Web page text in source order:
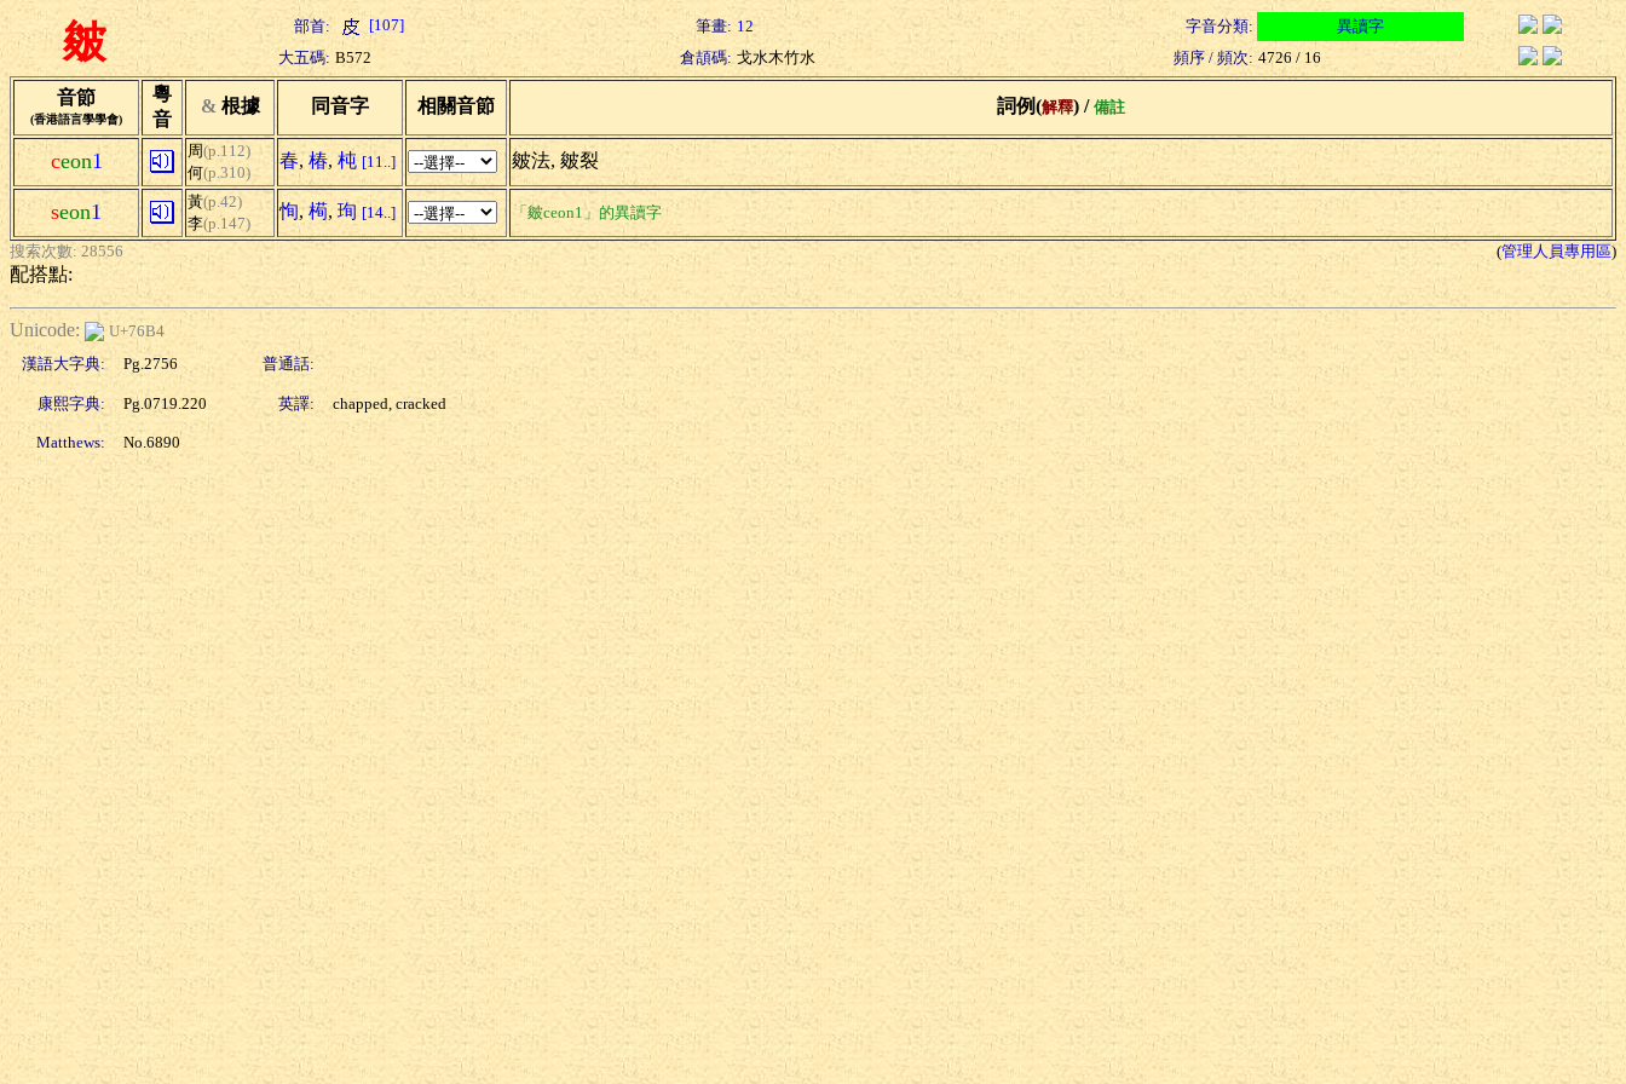
皴 部首: [107] 筆畫: 12 字音分類:
異讀字
大五碼: B572 倉頡碼: 戈水木竹水 頻序 / 頻次: 4726 / 16
音節
(香港語言學學會)
粵
音
& 根據 同音字 相關音節 詞例(解釋) / 備註
ceon1 周(p.112)
何(p.310)
春, 椿, 杶 [11..] 皴法, 皴裂
seon1 黃(p.42)
李(p.147)
恂, 槆, 珣 [14..] 「皴ceon1」的異讀字
搜索次數: 28556 (管理人員專用區)
配搭點:
Unicode:
U+76B4
漢語大字典:
Pg.2756 普通話:
康熙字典: Pg.0719.220 英譯: chapped, cracked
Matthews: No.6890